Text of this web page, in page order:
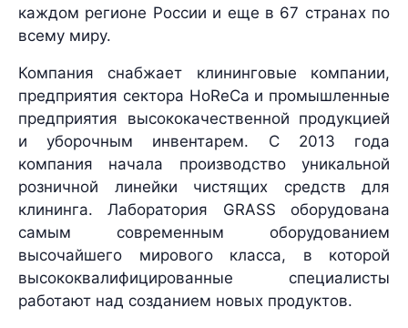
каждом регионе России и еще в 67 странах по
всему миру.
Компания снабжает клининговые компании,
предприятия сектора HoReCa и промышленные
предприятия высококачественной продукцией
и уборочным инвентарем. С 2013 года
компания начала производство уникальной
розничной линейки чистящих средств для
клининга. Лаборатория GRASS оборудована
самым современным оборудованием
высочайшего мирового класса, в которой
высококвалифицированные специалисты
работают над созданием новых продуктов.